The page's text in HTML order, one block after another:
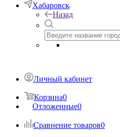
Хабаровск
Назад
Личный кабинет
Корзина0
Отложенные0
Сравнение товаров0